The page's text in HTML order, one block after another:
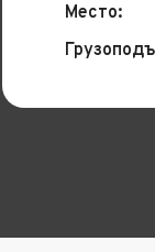
Место: